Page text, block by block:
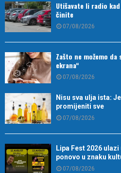
Utišavate li radio
činite
07/08/2026
Zašto ne možemo
ekrana“
07/08/2026
Nisu sva ulja ista:
promijeniti sve
07/08/2026
Lipa Fest 2026
ponovo u znaku
07/08/2026